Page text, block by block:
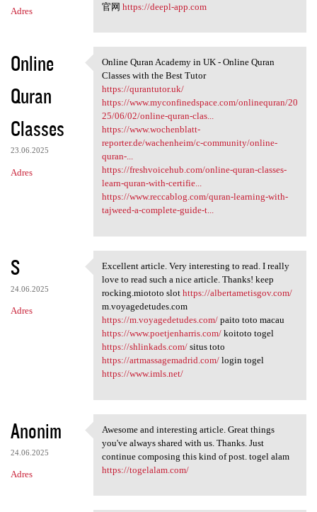
Adres
官网 https://deepl-app.com
Online
Quran
Classes
23.06.2025
Adres
Online Quran Academy in UK -
Online Quran Academy in UK - Online Quran
Classes with the Best Tutor
https://qurantutor.uk/
https://www.myconfinedspace.com/onlinequran/20
25/06/02/online-quran-clas...
https://www.wochenblatt-
reporter.de/wachenheim/c-community/online-
quran-...
https://freshvoicehub.com/online-quran-classes-
learn-quran-with-certifie...
https://www.reccablog.com/quran-learning-with-
tajweed-a-complete-guide-t...
S
24.06.2025
Adres
Excellent article. Very
Excellent article. Very interesting to read. I really
love to read such a nice article. Thanks! keep
rocking.miototo slot https://albertametisgov.com/
m.voyagedetudes.com
https://m.voyagedetudes.com/paito toto macau
https://www.poetjenharris.com/koitoto togel
https://shlinkads.com/situs toto
https://artmassagemadrid.com/login togel
https://www.imls.net/
Anonim
24.06.2025
Adres
Awesome and interesting
Awesome and interesting article. Great things
you've always shared with us. Thanks. Just
continue composing this kind of post. togel alam
https://togelalam.com/